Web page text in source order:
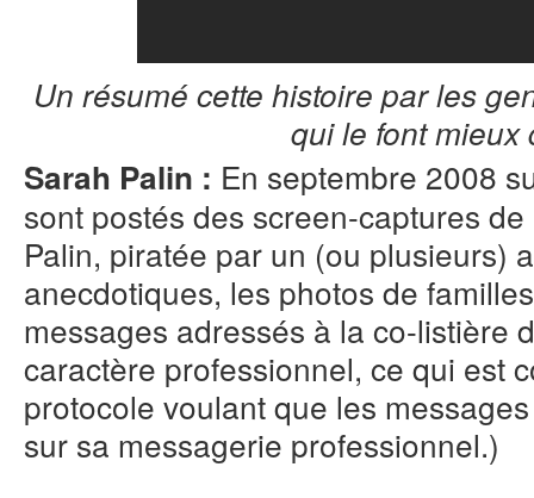
Un résumé cette histoire par les
qui le font mieux
Sarah Palin : En septembre 2008
sont postés des screen-captures
Palin, piratée par un (ou plusieurs)
anecdotiques, les photos de
messages adressés à la co-listière
caractère professionnel, ce qui est
protocole voulant que les
sur sa messagerie professionnel.)